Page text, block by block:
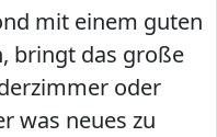
mit einem guten
bringt das große
oder
was neues zu